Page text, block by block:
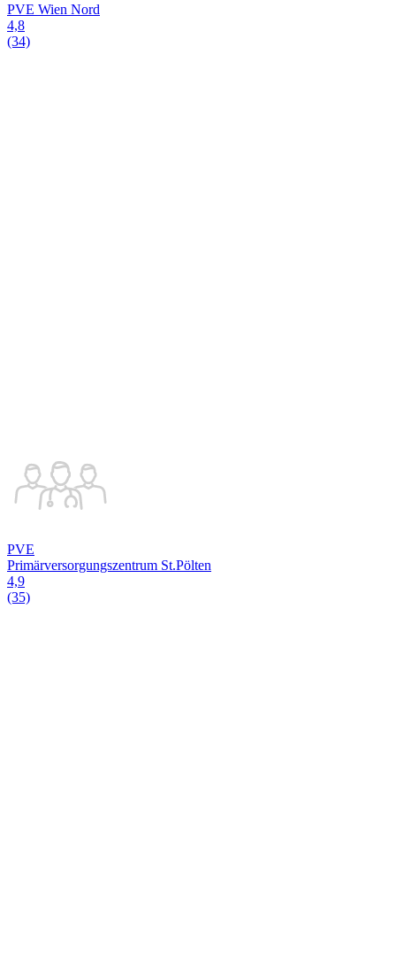
PVE Wien Nord
4,8
(34)
PVE
Primärversorgungszentrum St.Pölten
4,9
(35)